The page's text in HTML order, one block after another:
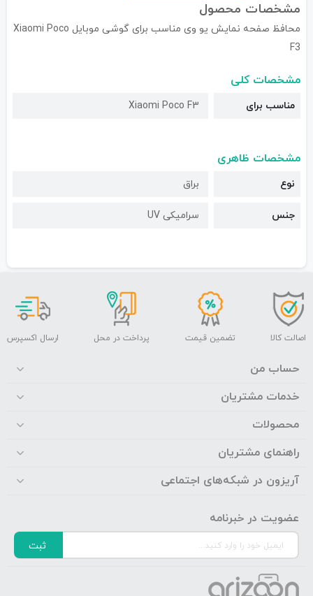
مشخصات محصول
محافظ صفحه نمایش یو وی مناسب برای گوشی موبایل Xiaomi Poco
F3
مشخصات کلی
مناسب برای Xiaomi Poco F3
مشخصات ظاهری
نوع براق
جنس سرامیکی UV
اصالت کالا تضمین قیمت پرداخت در محل ارسال اکسپرس
حساب من
خدمات مشتریان
محصولات
راهنمای مشتریان
آریزون در شبکه‌های اجتماعی
عضویت در خبرنامه
ثبت